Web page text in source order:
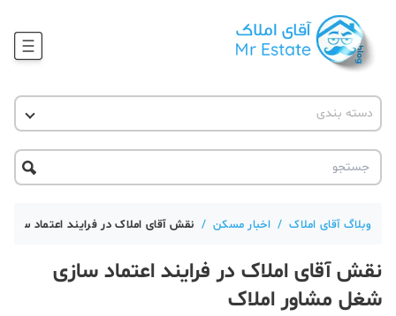
آموزش املاک
حقوقی
آکادمی
دسته بندی
آقای مشاور املاک
آکادمی آقای املاک
آموزش املاک
آموزش پلتفرم آقای املاک
اخبار مسکن
تحلیل مسکن
وبلاگ آقای املاک / اخبار مسکن / نقش آقای املاک در فرایند اعتماد
نقش آقای املاک در فرایند اعتماد سازی
شغل مشاور املاک